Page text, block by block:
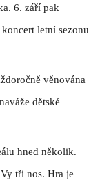
6. září pak
letní sezonu
věnována
dětské
hned několik.
tři nos. Hra je